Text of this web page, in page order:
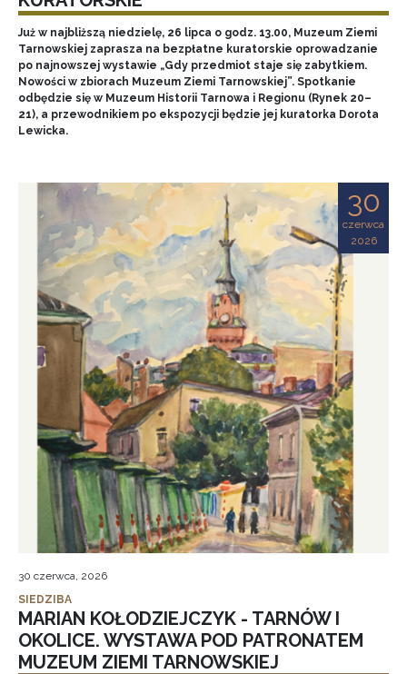
Już w najbliższą niedzielę, 26 lipca o godz. 13.00, Muzeum Ziemi
Tarnowskiej zaprasza na bezpłatne kuratorskie oprowadzanie
po najnowszej wystawie „Gdy przedmiot staje się zabytkiem.
Nowości w zbiorach Muzeum Ziemi Tarnowskiej”. Spotkanie
odbędzie się w Muzeum Historii Tarnowa i Regionu (Rynek 20–
21), a przewodnikiem po ekspozycji będzie jej kuratorka Dorota
Lewicka.
30
czerwca
2026
30 czerwca, 2026
SIEDZIBA
MARIAN KOŁODZIEJCZYK - TARNÓW I
OKOLICE. WYSTAWA POD PATRONATEM
MUZEUM ZIEMI TARNOWSKIEJ